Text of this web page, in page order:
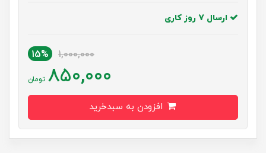
ارسال 7 روز کاری
1,000,000
15%
850,000 تومان